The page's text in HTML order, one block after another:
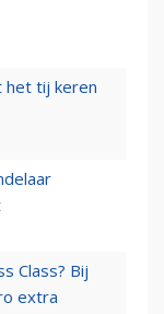
het tij keren
Class? Bij
extra